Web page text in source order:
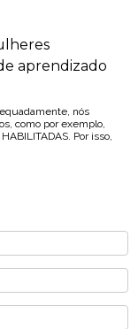
aprendizado
nós
como por exemplo,
Por isso,